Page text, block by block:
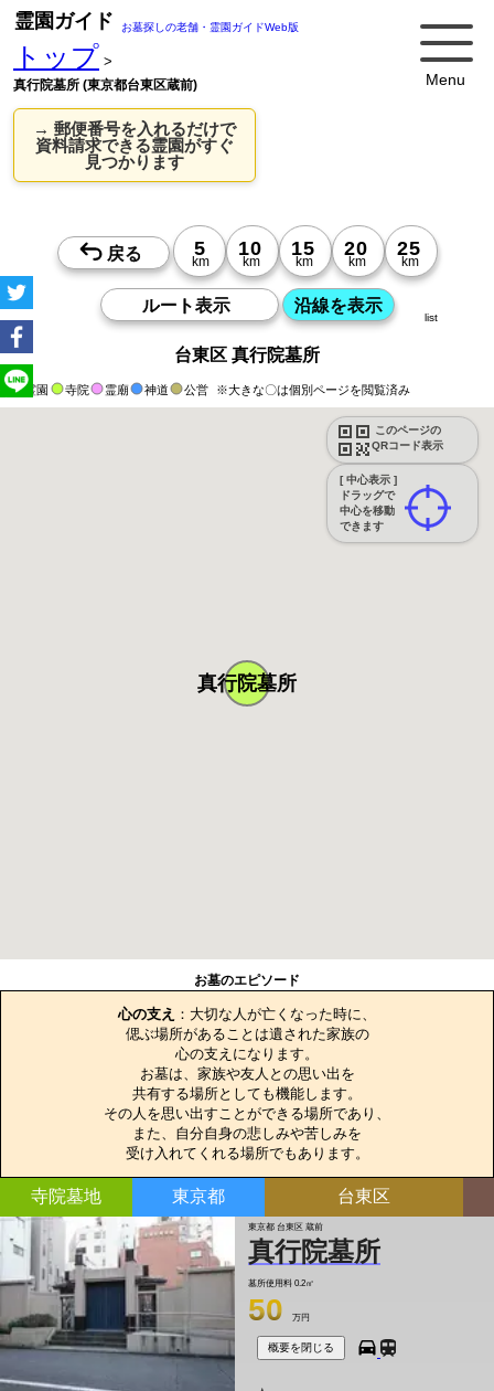
Menu
霊園ガイド お墓探しの老舗・霊園ガイドWeb版
トップ >
真行院墓所 (東京都台東区蔵前)
→ 郵便番号を入れるだけで
資料請求できる霊園がすぐ
見つかります
台東区 真行院墓所
霊園 寺院 霊廟 神道 公営 ※大きな〇は個別ページを閲覧済み
このページの
QRコード表示
[ 中心表示 ]
ドラッグで
中心を移動
できます
list
真行院墓所
お墓のエピソード
心の支え ：大切な人が亡くなった時に、
偲ぶ場所があることは遺された家族の
心の支えになります。
お墓は、家族や友人との思い出を
共有する場所としても機能します。
その人を思い出すことができる場所であり、
また、自分自身の悲しみや苦しみを
受け入れてくれる場所でもあります。
寺院墓地 東京都 台東区
東京都 台東区 蔵前
真行院墓所
墓所使用料 0.2㎡
50 万円
概要を閉じる